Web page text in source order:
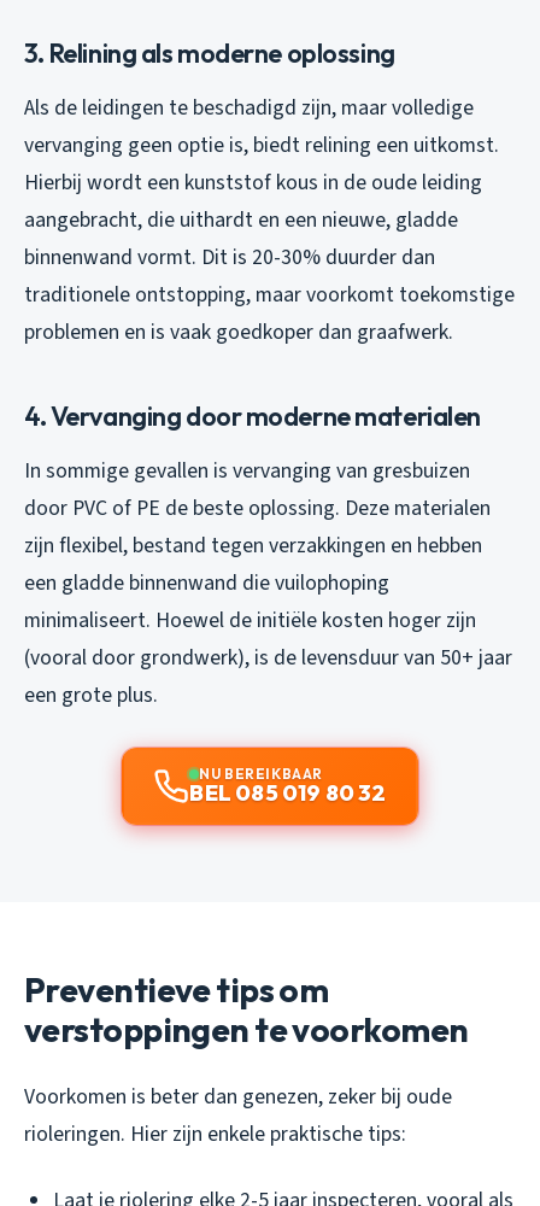
3. Relining als moderne oplossing
Als de leidingen te beschadigd zijn, maar volledige
vervanging geen optie is, biedt relining een uitkomst.
Hierbij wordt een kunststof kous in de oude leiding
aangebracht, die uithardt en een nieuwe, gladde
binnenwand vormt. Dit is 20-30% duurder dan
traditionele ontstopping, maar voorkomt toekomstige
problemen en is vaak goedkoper dan graafwerk.
4. Vervanging door moderne materialen
In sommige gevallen is vervanging van gresbuizen
door PVC of PE de beste oplossing. Deze materialen
zijn flexibel, bestand tegen verzakkingen en hebben
een gladde binnenwand die vuilophoping
minimaliseert. Hoewel de initiële kosten hoger zijn
(vooral door grondwerk), is de levensduur van 50+ jaar
een grote plus.
NU BEREIKBAAR
BEL 085 019 80 32
Preventieve tips om
verstoppingen te voorkomen
Voorkomen is beter dan genezen, zeker bij oude
rioleringen. Hier zijn enkele praktische tips: